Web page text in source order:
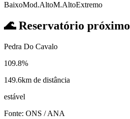
BaixoMod.AltoM.AltoExtremo
🌊Reservatório próximo
Pedra Do Cavalo
109.8%
149.6km de distância
estável
Fonte: ONS / ANA